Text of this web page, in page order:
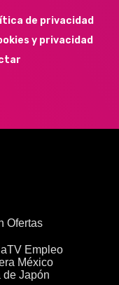
de privacidad
y privacidad
Ofertas
Empleo
México
de Japón